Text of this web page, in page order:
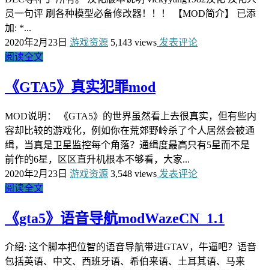
员一句评 刷各种模型必备修改器！！！ 【MOD简介】 已添
加: *...
2020年2月23日 游戏资源 5,143 views 发表评论
阅读全文
《GTA5》真实犯罪mod
MOD说明： 《GTA5》的世界虽然看上去很真实，但有些内
容却比较的游戏化，例如你在荒郊野岭杀了个人居然会被通
缉，当真是卫星监控每个角落？通缉度最高只有5星而不是
前作的6星，区区直升机根本不够看，大家...
2020年2月23日 游戏资源 3,548 views 发表评论
阅读全文
《gta5》语音导航modWazeCN_1.1
介绍: 这个脚本把位智的语音导航带进GTAV，牛逼吧？语音
包括英语、中文、西班牙语、希伯来语、土耳其语、马来